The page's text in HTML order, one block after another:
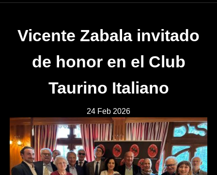
Vicente Zabala invitado
de honor en el Club
Taurino Italiano
24 Feb 2026